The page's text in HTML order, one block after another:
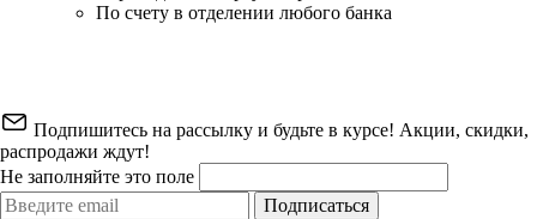
По счету в отделении любого банка
Подпишитесь на рассылку и будьте в курсе! Акции, скидки,
распродажи ждут!
Не заполняйте это поле
Подписаться